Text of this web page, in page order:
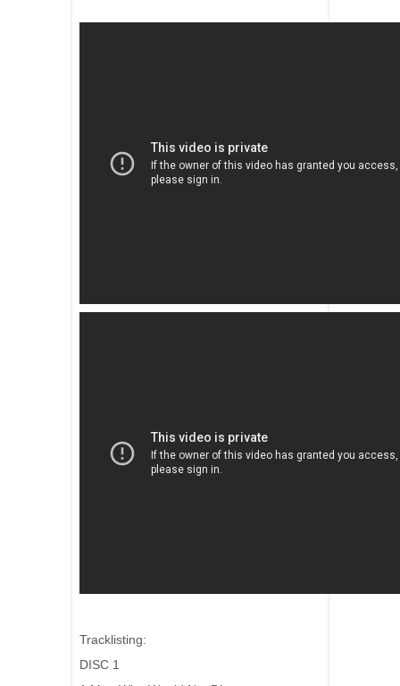
Tracklisting:
DISC 1